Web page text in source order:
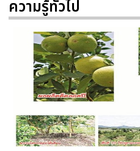
ความรู้ทั่วไป